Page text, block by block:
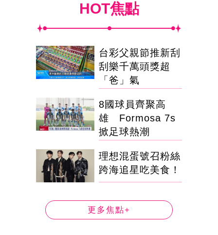
HOT焦點
台彩父親節推新刮
刮樂千萬頭獎超
「爸」氣
8國球員齊聚高
雄 Formosa 7s
掀足球熱潮
理想混蛋號召粉絲
跨海追星吃美食！
更多焦點+